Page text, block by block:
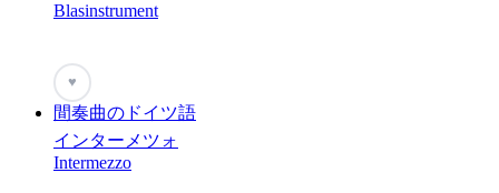
Blasinstrument
♥
間奏曲のドイツ語
インターメツォ
Intermezzo